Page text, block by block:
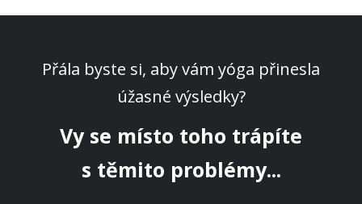
Přála byste si, aby vám yóga přinesla
úžasné výsledky?
Vy se místo toho trápíte
s těmito problémy...